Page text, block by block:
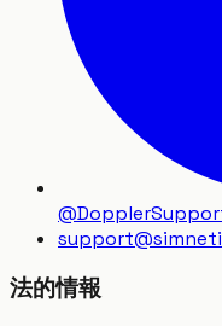
support@
法的情報